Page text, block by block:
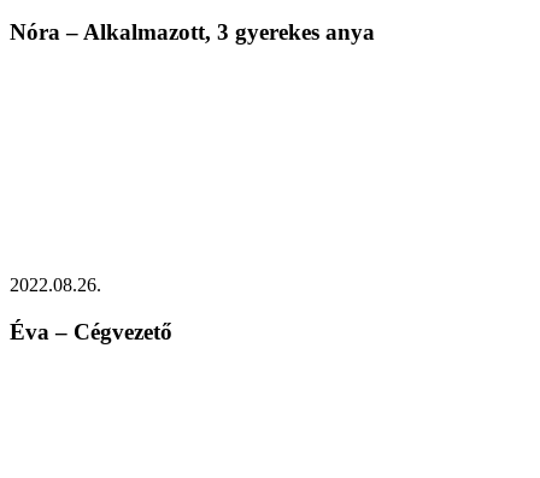
Nóra – Alkalmazott, 3 gyerekes anya
2022.08.26.
Éva – Cégvezető